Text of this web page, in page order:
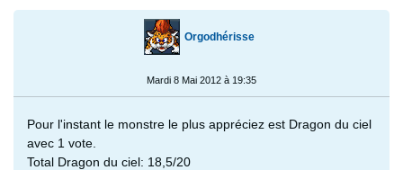
Orgodhérisse
Mardi 8 Mai 2012 à 19:35
Pour l'instant le monstre le plus appréciez est Dragon du ciel
avec 1 vote.
Total Dragon du ciel: 18,5/20